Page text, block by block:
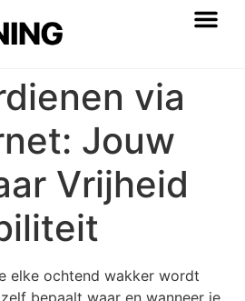
via
Jouw
Vrijheid
elke ochtend wakker wordt